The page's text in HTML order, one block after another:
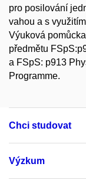
pro posilování
vahou a s
Výuková
předmětu
a FSpS: p913
Programme.
Chci studovat
Výzkum